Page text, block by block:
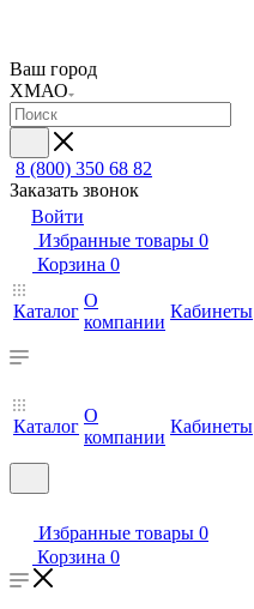
Ваш город
ХМАО
8 (800) 350 68 82
Заказать звонок
Войти
Избранные товары 0
Корзина 0
Каталог
О
компании
Кабинеты
Каталог
О
компании
Кабинеты
Избранные товары 0
Корзина 0